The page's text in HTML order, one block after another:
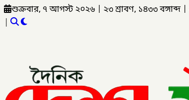
শুক্রবার, ৭ আগস্ট ২০২৬ ২৩ শ্রাবণ, ১৪৩৩ বঙ্গাব্দ
|